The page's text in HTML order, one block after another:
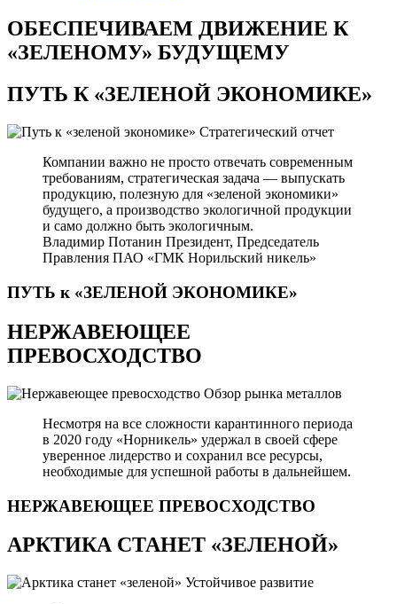
ОБЕСПЕЧИВАЕМ ДВИЖЕНИЕ К
«ЗЕЛЕНОМУ» БУДУЩЕМУ
ПУТЬ К«ЗЕЛЕНОЙ ЭКОНОМИКЕ»
Стратегический отчет
Компании важно не просто отвечать современным
требованиям, стратегическая задача — выпускать
продукцию, полезную для «зеленой экономики»
будущего, а производство экологичной продукции
и само должно быть экологичным.
Владимир Потанин Президент, Председатель
Правления ПАО «ГМК Норильский никель»
ПУТЬ к «ЗЕЛЕНОЙ ЭКОНОМИКЕ»
НЕРЖАВЕЮЩЕЕ
ПРЕВОСХОДСТВО
Обзор рынка металлов
Несмотря на все сложности карантинного периода
в 2020 году «Норникель» удержал в своей сфере
уверенное лидерство и сохранил все ресурсы,
необходимые для успешной работы в дальнейшем.
НЕРЖАВЕЮЩЕЕ ПРЕВОСХОДСТВО
АРКТИКА СТАНЕТ «ЗЕЛЕНОЙ»
Устойчивое развитие